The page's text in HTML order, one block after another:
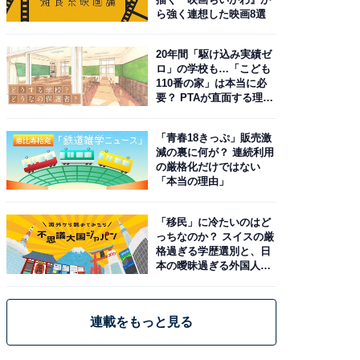
ら強く連想した映画8選
20年間「駆け込み実績ゼ
ロ」の学校も…「こども
110番の家」は本当に必
要？ PTAが直面する理想
「青春18きっぷ」販売激
減の裏に何が？ 連続利用
の厳格化だけではない
「本当の理由」
「移民」に冷たいのはど
っちなのか？ スイスの厳
格過ぎる学歴選別と、日
本の曖昧過ぎる外国人政
連載をもっと見る